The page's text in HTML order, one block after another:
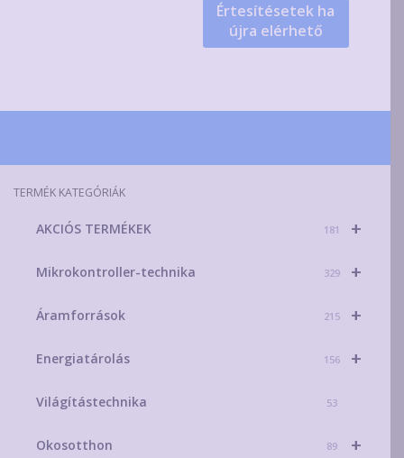
Értesítésetek ha
újra elérhető
TERMÉK KATEGÓRIÁK
+
AKCIÓS TERMÉKEK 181
+
Mikrokontroller-technika 329
+
Áramforrások 215
+
Energiatárolás 156
Világítástechnika 53
+
Okosotthon 89